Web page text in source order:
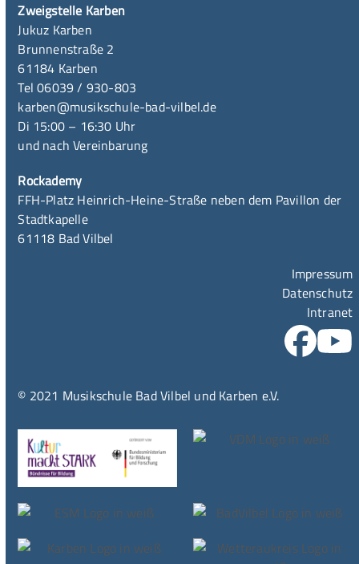
Zweigstelle Karben
Jukuz Karben
Brunnenstraße 2
61184 Karben
Tel 06039 / 930-803
karben@musikschule-bad-vilbel.de
Di 15:00 – 16:30 Uhr
und nach Vereinbarung
Rockademy
FFH-Platz Heinrich-Heine-Straße neben dem Pavillon der
Stadtkapelle
61118 Bad Vilbel
Impressum
Datenschutz
Intranet
© 2021 Musikschule Bad Vilbel und Karben e.V.